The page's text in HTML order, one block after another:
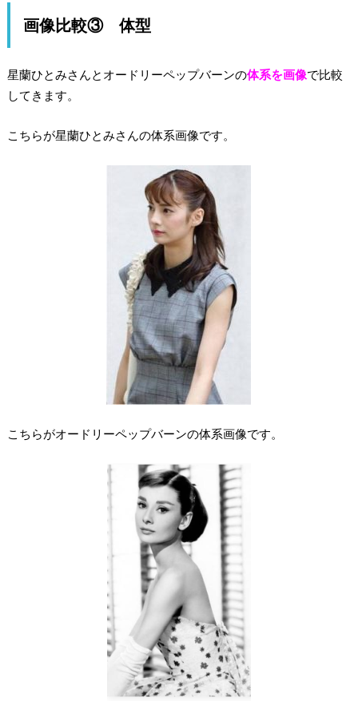
画像比較③ 体型
星蘭ひとみさんとオードリーペップバーンの体系を画像で比較
してきます。
こちらが星蘭ひとみさんの体系画像です。
こちらがオードリーペップバーンの体系画像です。